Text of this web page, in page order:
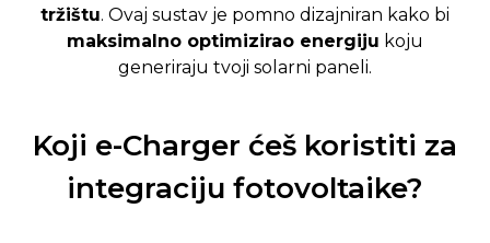
tržištu. Ovaj sustav je pomno dizajniran kako bi
maksimalno optimizirao energiju koju
generiraju tvoji solarni paneli.
Koji e-Charger ćeš koristiti za
integraciju fotovoltaike?